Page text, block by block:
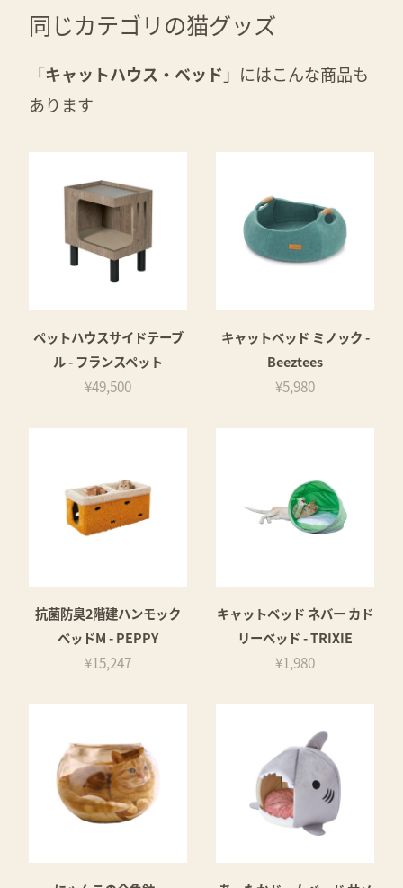
同じカテゴリの猫グッズ
「キャットハウス・ベッド 」にはこんな商品も
あります
ペットハウスサイドテーブ
ル - フランスペット
¥49,500
キャットベッド ミノック -
Beeztees
¥5,980
抗菌防臭2階建ハンモック
ベッドM - PEPPY
¥15,247
キャットベッド ネバー カド
リーベッド - TRIXIE
¥1,980